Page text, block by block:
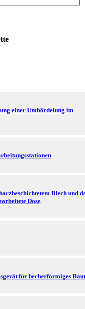
einer Umbördelung im
Blech und
Dose
für becherförmiges